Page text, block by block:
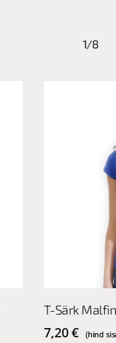
1/8
product
has
T-Särk
7,20€ (hind